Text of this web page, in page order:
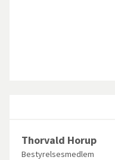
Thorvald Horup
Bestyrelsesmedlem